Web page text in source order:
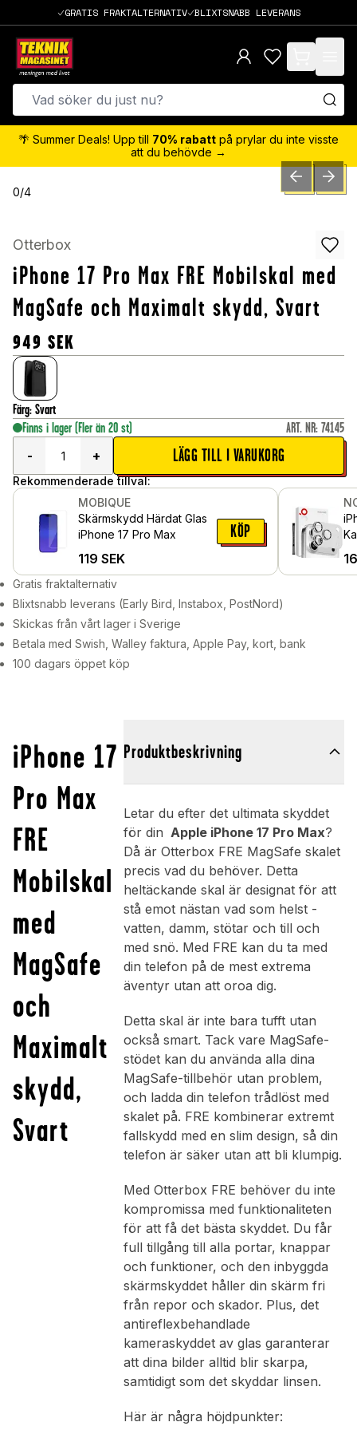
GRATIS FRAKTALTERNATIV BLIXTSNABB LEVERANS
items in cart,
🌴 Summer Deals! Upp till 70% rabatt på prylar du inte visste
att du behövde →
0/4 PREVIOUSNEXT
Otterbox
iPhone 17 Pro Max FRE Mobilskal med
MagSafe och Maximalt skydd, Svart
949 SEK
Färg: Svart
Finns i lager (Fler än 20 st) ART. NR: 74145
-
+ LÄGG TILL I VARUKORG
Rekommenderade tillval:
MOBIQUE
Skärmskydd Härdat Glas
iPhone 17 Pro Max
119 SEK
KÖP
Gratis fraktalternativ
Blixtsnabb leverans (Early Bird, Instabox, PostNord)
Skickas från vårt lager i Sverige
Betala med Swish, Walley faktura, Apple Pay, kort, bank
100 dagars öppet köp
iPhone 17
Pro Max
FRE
Mobilskal
med
MagSafe
och
Maximalt
skydd,
Svart
Produktbeskrivning
Letar du efter det ultimata skyddet
för din Apple iPhone 17 Pro Max?
Då är Otterbox FRE MagSafe skalet
precis vad du behöver. Detta
heltäckande skal är designat för att
stå emot nästan vad som helst -
vatten, damm, stötar och till och
med snö. Med FRE kan du ta med
din telefon på de mest extrema
äventyr utan att oroa dig.
Detta skal är inte bara tufft utan
också smart. Tack vare MagSafe-
stödet kan du använda alla dina
MagSafe-tillbehör utan problem,
och ladda din telefon trådlöst med
skalet på. FRE kombinerar extremt
fallskydd med en slim design, så din
telefon är säker utan att bli klumpig.
Med Otterbox FRE behöver du inte
kompromissa med funktionaliteten
för att få det bästa skyddet. Du får
full tillgång till alla portar, knappar
och funktioner, och den inbyggda
skärmskyddet håller din skärm fri
från repor och skador. Plus, det
antireflexbehandlade
kameraskyddet av glas garanterar
att dina bilder alltid blir skarpa,
samtidigt som det skyddar linsen.
Här är några höjdpunkter: